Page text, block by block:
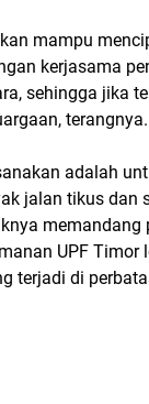
mampu
kerjasama
sehingga jika
terangnya.
adalah
jalan tikus dan
memandang
UPF Timor
terjadi di